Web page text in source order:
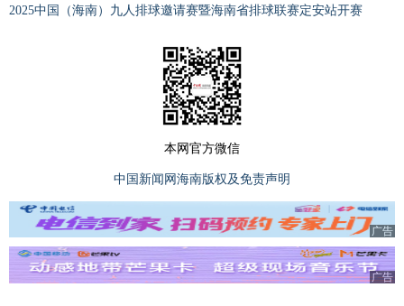
2025中国（海南）九人排球邀请赛暨海南省排球联赛定安站开赛
本网官方微信
中国新闻网海南版权及免责声明
广告
广告